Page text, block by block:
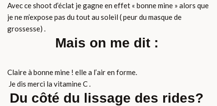
Avec ce shoot d’éclat je gagne en effet « bonne mine » alors que
je ne m’expose pas du tout au soleil ( peur du masque de
grossesse) .
Mais on me dit :
Claire à bonne mine ! elle a l’air en forme.
Je dis merci la vitamine C .
Du côté du lissage des rides?